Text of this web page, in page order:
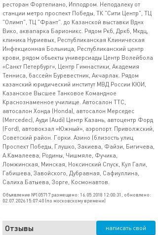
ресторан Фортепиано, Ипподром. Неподалеку от
станции метро проспект Победы, ТК "Сити Центр", ТЦ
"Олимп", ТЦ "Франт". до Казанской выставки Вднх
Вико, аквапарка Барионикс. Рядом Ркб, Дркб, Мкдц,
клиника Нуриевых, Республиканская Клиническая
Инфекционная Больница, Республиканский центр
крови, рядом обьекты универсиады Центр Волейбола
«Санкт Петербург», Центр Гимнастики, Академия
Тенниса, бассейн Буревестник, Акчарлак. Рядом
казанский юридический институт МВД России КЮИ,
Казанское Высшее Танковое Командное
Краснознаменное училище. Автосалон ТТС,
автосалон Хонда (Honda), автосалон Мерседес
(Mercedec), Ауди (Audi) Центр Казань, автоцентр Форд
(Ford), автовокзал «Южный», аэропорт. Приволжский,
Советский район. Горки. Азино (близость улиц
Проспект Победы, Глушко, Закиева, Файзи, Бигичева,
А.Камалеева, Родины, Чишмяле, Фучика,
Ломжинская, Минская, Ноксинский Спуск, Кул Гали,
Габишева, Завойского, Дубравная, Сафиуллина,
Салиха Батыева, Зорге, Космонавтов.
Объявление №105717 размещено: 16.05.2018 12:00:31, обновлено:
02.07.2026 15:07:40 (по московскому времени)
Отзывы написать свой